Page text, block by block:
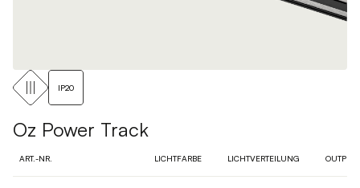
IP20
Oz Power Track
ART.-NR. LICHTFARBE LICHTVERTEILUNG OUTPUT